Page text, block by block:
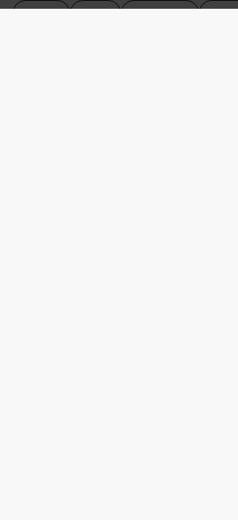
Vedes VEER Vero Moda